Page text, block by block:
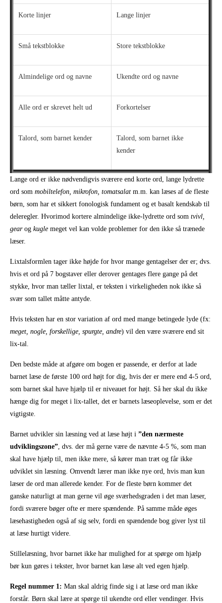
Korte linjer Lange linjer
Små tekstblokke Store tekstblokke
Almindelige ord og navne Ukendte ord og navne
Alle ord er skrevet helt ud Forkortelser
Talord, som barnet kender
Talord, som barnet ikke
kender
Lange ord er ikke nødvendigvis sværere end korte ord, lange lydrette
ord som mobiltelefon, mikrofon, tomatsalat m.m. kan læses af de fleste
børn, som har et sikkert fonologisk fundament og et basalt kendskab til
deleregler. Hvorimod kortere almindelige ikke-lydrette ord som tvivl,
gearog kugle meget vel kan volde problemer for den ikke så trænede
læser.
Lixtalsformlen tager ikke højde for hvor mange gentagelser der er; dvs.
hvis et ord på 7 bogstaver eller derover gentages flere gange på det
stykke, hvor man tæller lixtal, er teksten i virkeligheden nok ikke så
svær som tallet måtte antyde.
Hvis teksten har en stor variation af ord med mange betingede lyde (fx:
meget, nogle, forskellige, spurgte, andre) vil den være sværere end sit
lix-tal.
Den bedste måde at afgøre om bogen er passende, er derfor at lade
barnet læse de første 100 ord højt for dig, hvis der er mere end 4-5 ord,
som barnet skal have hjælp til er niveauet for højt. Så her skal du ikke
hænge dig for meget i lix-tallet, det er barnets læseoplevelse, som er det
vigtigste.
Barnet udvikler sin læsning ved at læse højt i ”den nærmeste
udviklingszone” , dvs. der må gerne være de nævnte 4-5 %, som man
skal have hjælp til, men ikke mere, så kører man træt og får ikke
udviklet sin læsning. Omvendt lærer man ikke nye ord, hvis man kun
læser de ord man allerede kender. For de fleste børn kommer det
ganske naturligt at man gerne vil øge sværhedsgraden i det man læser,
fordi sværere bøger ofte er mere spændende. På samme måde øges
læsehastigheden også af sig selv, fordi en spændende bog giver lyst til
at læse hurtigt videre.
Stillelæsning, hvor barnet ikke har mulighed for at spørge om hjælp
bør kun gøres i tekster, hvor barnet kan læse alt ved egen hjælp.
Regel nummer 1: Man skal aldrig finde sig i at læse ord man ikke
forstår. Børn skal lære at spørge til ukendte ord eller vendinger. Hvis